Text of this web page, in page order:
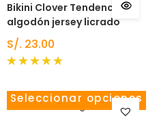
Bikini Clover Tendencia en
algodón jersey licrado
S/. 23.00
de 5
Seleccionar opciones